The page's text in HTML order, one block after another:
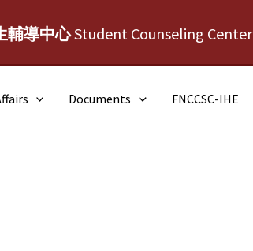
輔導中心Student Counseling Center
Documents FNCCSC-IHE